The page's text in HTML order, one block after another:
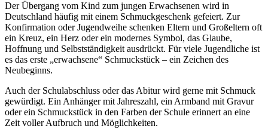
Der Übergang vom Kind zum jungen Erwachsenen wird in
Deutschland häufig mit einem Schmuckgeschenk gefeiert. Zur
Konfirmation oder Jugendweihe schenken Eltern und Großeltern oft
ein Kreuz, ein Herz oder ein modernes Symbol, das Glaube,
Hoffnung und Selbstständigkeit ausdrückt. Für viele Jugendliche ist
es das erste „erwachsene“ Schmuckstück – ein Zeichen des
Neubeginns.
Auch der Schulabschluss oder das Abitur wird gerne mit Schmuck
gewürdigt. Ein Anhänger mit Jahreszahl, ein Armband mit Gravur
oder ein Schmuckstück in den Farben der Schule erinnert an eine
Zeit voller Aufbruch und Möglichkeiten.